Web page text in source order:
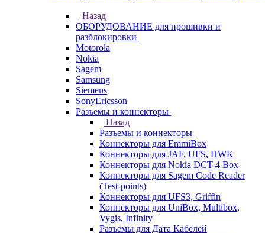
Назад
ОБОРУДОВАНИЕ для прошивки и
разблокировки
Motorola
Nokia
Sagem
Samsung
Siemens
SonyEricsson
Разъемы и коннекторы
Назад
Разъемы и коннекторы
Коннекторы для EmmiBox
Коннекторы для JAF, UFS, HWK
Коннекторы для Nokia DCT-4 Box
Коннекторы для Sagem Code Reader
(Test-points)
Коннекторы для UFS3, Griffin
Коннекторы для UniBox, Multibox,
Vygis, Infinity
Разъемы для Дата Кабелей